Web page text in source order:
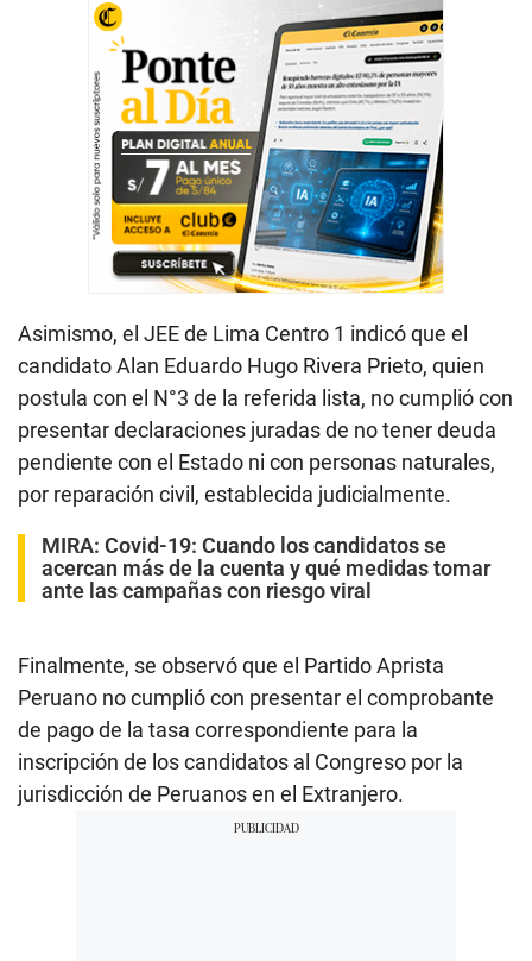
Asimismo, el JEE de Lima Centro 1 indicó que el
candidato Alan Eduardo Hugo Rivera Prieto, quien
postula con el N°3 de la referida lista, no cumplió con
presentar declaraciones juradas de no tener deuda
pendiente con el Estado ni con personas naturales,
por reparación civil, establecida judicialmente.
MIRA: Covid-19: Cuando los candidatos se
acercan más de la cuenta y qué medidas tomar
ante las campañas con riesgo viral
Finalmente, se observó que el Partido Aprista
Peruano no cumplió con presentar el comprobante
de pago de la tasa correspondiente para la
inscripción de los candidatos al Congreso por la
jurisdicción de Peruanos en el Extranjero.